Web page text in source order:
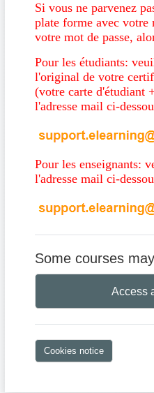
Si vous ne parvenez
plate forme avec votre
votre mot de passe,
Pour les étudiants:
l'original de votre
(votre carte d'étudiant
l'adresse mail ci-
Pour les enseignants:
l'adresse mail ci-
Some courses
Access
Cookies notice